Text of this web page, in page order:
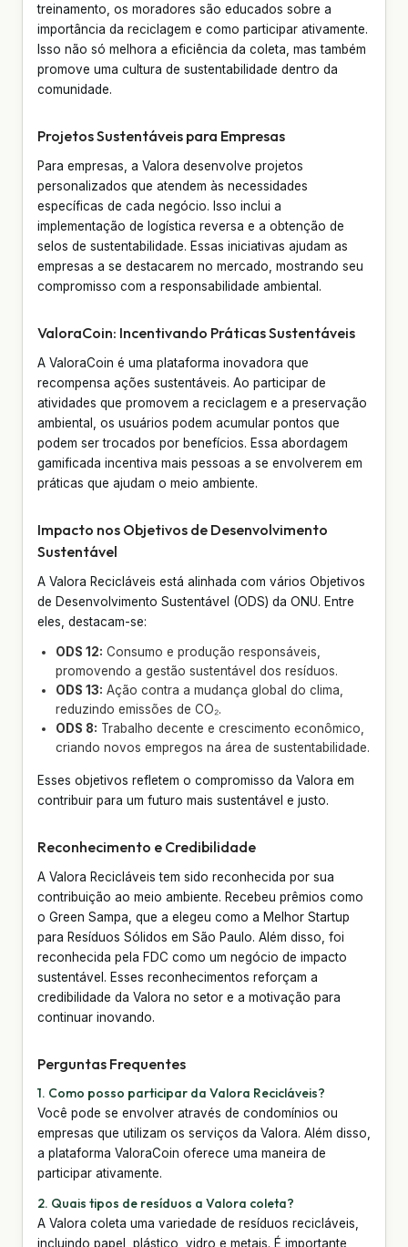
treinamento, os moradores são educados sobre a
importância da reciclagem e como participar ativamente.
Isso não só melhora a eficiência da coleta, mas também
promove uma cultura de sustentabilidade dentro da
comunidade.
Projetos Sustentáveis para Empresas
Para empresas, a Valora desenvolve projetos
personalizados que atendem às necessidades
específicas de cada negócio. Isso inclui a
implementação de logística reversa e a obtenção de
selos de sustentabilidade. Essas iniciativas ajudam as
empresas a se destacarem no mercado, mostrando seu
compromisso com a responsabilidade ambiental.
ValoraCoin: Incentivando Práticas Sustentáveis
A ValoraCoin é uma plataforma inovadora que
recompensa ações sustentáveis. Ao participar de
atividades que promovem a reciclagem e a preservação
ambiental, os usuários podem acumular pontos que
podem ser trocados por benefícios. Essa abordagem
gamificada incentiva mais pessoas a se envolverem em
práticas que ajudam o meio ambiente.
Impacto nos Objetivos de Desenvolvimento
Sustentável
A Valora Recicláveis está alinhada com vários Objetivos
de Desenvolvimento Sustentável (ODS) da ONU. Entre
eles, destacam-se:
ODS 12: Consumo e produção responsáveis,
promovendo a gestão sustentável dos resíduos.
ODS 13: Ação contra a mudança global do clima,
reduzindo emissões de CO₂.
ODS 8: Trabalho decente e crescimento econômico,
criando novos empregos na área de sustentabilidade.
Esses objetivos refletem o compromisso da Valora em
contribuir para um futuro mais sustentável e justo.
Reconhecimento e Credibilidade
A Valora Recicláveis tem sido reconhecida por sua
contribuição ao meio ambiente. Recebeu prêmios como
o Green Sampa, que a elegeu como a Melhor Startup
para Resíduos Sólidos em São Paulo. Além disso, foi
reconhecida pela FDC como um negócio de impacto
sustentável. Esses reconhecimentos reforçam a
credibilidade da Valora no setor e a motivação para
continuar inovando.
Perguntas Frequentes
1. Como posso participar da Valora Recicláveis?
Você pode se envolver através de condomínios ou
empresas que utilizam os serviços da Valora. Além disso,
a plataforma ValoraCoin oferece uma maneira de
participar ativamente.
2. Quais tipos de resíduos a Valora coleta?
A Valora coleta uma variedade de resíduos recicláveis,
incluindo papel, plástico, vidro e metais. É importante